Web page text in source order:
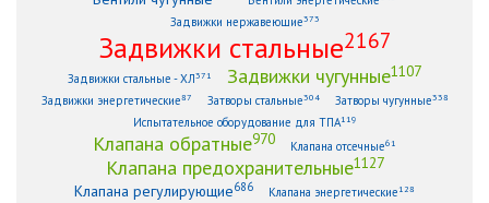
Задвижки нержавеющие373
Задвижки стальные2167
Задвижки стальные - ХЛ371 Задвижки чугунные1107
Задвижки энергетические87 Затворы стальные304 Затворы чугунные338
Испытательное оборудование для ТПА119
Клапана обратные970 Клапана отсечные61
Клапана предохранительные1127
Клапана регулирующие686 Клапана энергетические128